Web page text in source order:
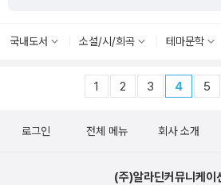
국내도서 소설/시/희곡 테마문학
1 2 3 4 5
로그인 전체 메뉴 회사 소개
(주)알라딘커뮤니케이